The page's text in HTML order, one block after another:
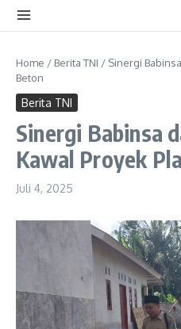
Home / Berita TNI / Sinergi
Beton
Berita TNI
Sinergi Babinsa
Kawal Proyek
Juli 4, 2025